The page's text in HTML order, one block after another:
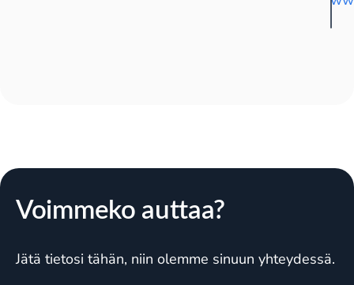
Voimmeko auttaa?
Jätä tietosi tähän, niin olemme sinuun yhteydessä.